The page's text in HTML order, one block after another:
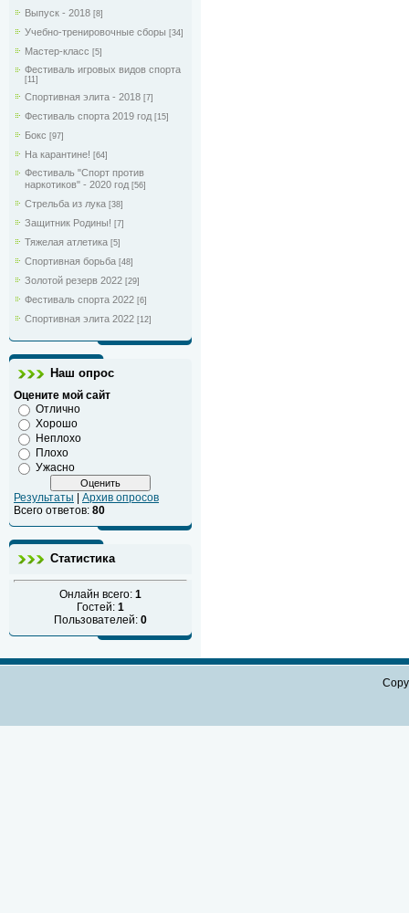
Выпуск - 2018 [8]
Учебно-тренировочные сборы [34]
Мастер-класс [5]
Фестиваль игровых видов спорта
[11]
Спортивная элита - 2018 [7]
Фестиваль спорта 2019 год [15]
Бокс [97]
На карантине! [64]
Фестиваль "Спорт против
наркотиков" - 2020 год [56]
Стрельба из лука [38]
Защитник Родины! [7]
Тяжелая атлетика [5]
Спортивная борьба [48]
Золотой резерв 2022 [29]
Фестиваль спорта 2022 [6]
Спортивная элита 2022 [12]
Наш опрос
Оцените мой сайт
Отлично
Хорошо
Неплохо
Плохо
Ужасно
Результаты
Архив опросов
Всего ответов: 80
Статистика
Онлайн всего: 1
Гостей: 1
Пользователей: 0